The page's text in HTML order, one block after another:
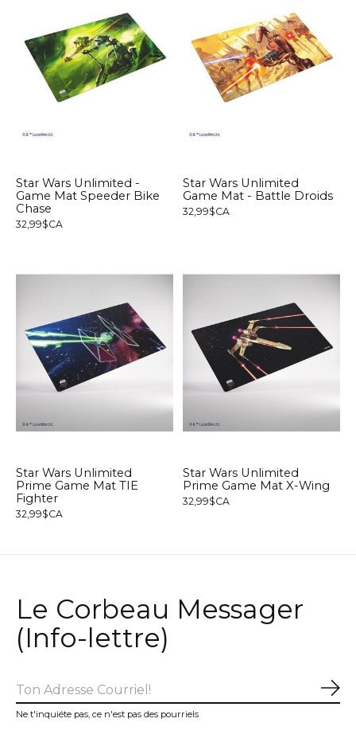
Star Wars Unlimited -
Game Mat Speeder Bike
Chase
32,99$CA
Star Wars Unlimited
Game Mat - Battle Droids
32,99$CA
Star Wars Unlimited
Prime Game Mat TIE
Fighter
32,99$CA
Star Wars Unlimited
Prime Game Mat X-Wing
32,99$CA
Le Corbeau Messager
(Info-lettre)
Ne t'inquiéte pas, ce n'est pas des pourriels